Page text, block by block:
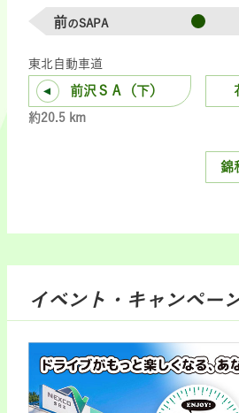
前のSAPA
東北自動車道
前沢ＳＡ（下）
約20.5 km
錦
イベント・キャンペー